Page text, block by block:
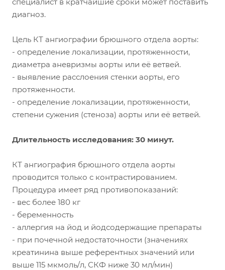
диагноз.
Цель КТ ангиографии брюшного отдела аорты:
- определение локализации, протяженности,
диаметра аневризмы аорты или её ветвей.
- выявление расслоения стенки аорты, его
протяженности.
- определение локализации, протяженности,
степени сужения (стеноза) аорты или её ветвей.
Длительность исследования: 30 минут.
КТ ангиография брюшного отдела аорты
проводится только с контрастированием.
Процедура имеет ряд противопоказаний:
- вес более 180 кг
- беременность
- аллергия на йод и йодсодержащие препараты
- при почечной недостаточности (значениях
креатинина выше референтных значений или
выше 115 мкмоль/л, СКФ ниже 30 мл/мин)